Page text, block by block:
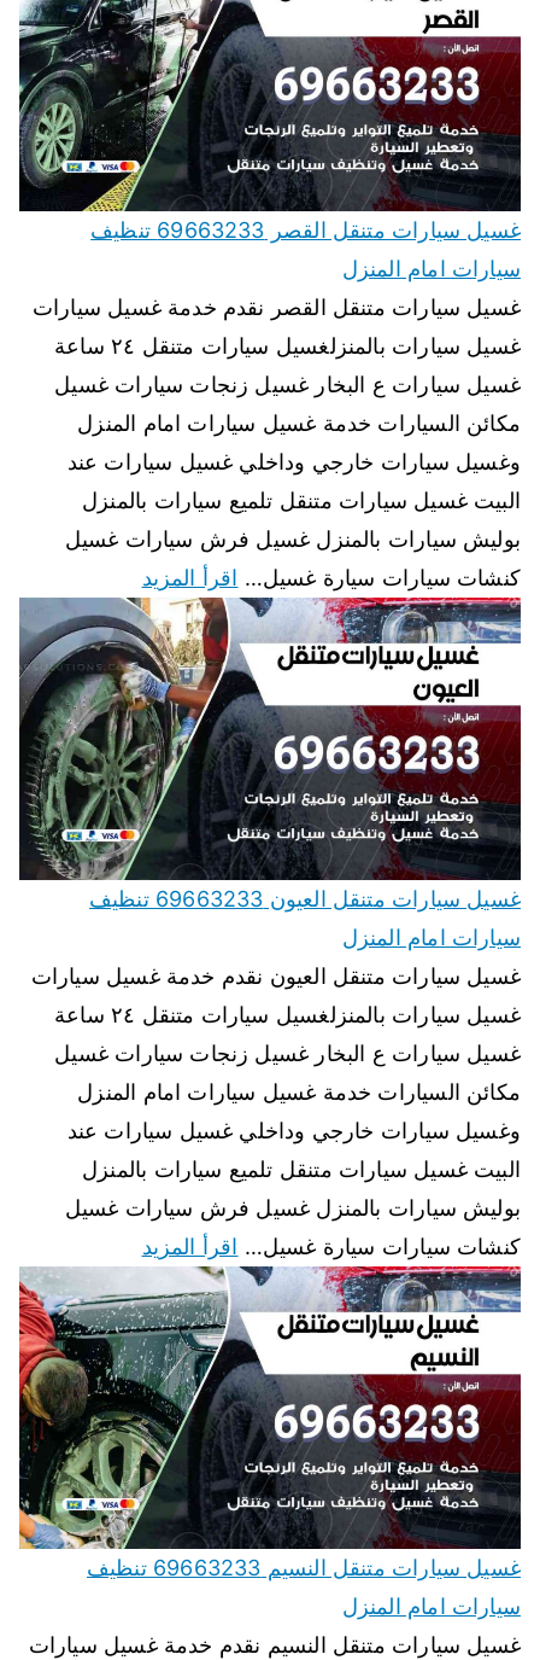
غسيل سيارات متنقل القصر 69663233 تنظيف
سيارات امام المنزل
غسيل سيارات متنقل القصر نقدم خدمة غسيل سيارات
غسيل سيارات بالمنزلغسيل سيارات متنقل ٢٤ ساعة
غسيل سيارات ع البخار غسيل زنجات سيارات غسيل
مكائن السيارات خدمة غسيل سيارات امام المنزل
وغسيل سيارات خارجي وداخلي غسيل سيارات عند
البيت غسيل سيارات متنقل تلميع سيارات بالمنزل
بوليش سيارات بالمنزل غسيل فرش سيارات غسيل
كنشات سيارات سيارة غسيل… اقرأ المزيد
غسيل سيارات متنقل العيون 69663233 تنظيف
سيارات امام المنزل
غسيل سيارات متنقل العيون نقدم خدمة غسيل سيارات
غسيل سيارات بالمنزلغسيل سيارات متنقل ٢٤ ساعة
غسيل سيارات ع البخار غسيل زنجات سيارات غسيل
مكائن السيارات خدمة غسيل سيارات امام المنزل
وغسيل سيارات خارجي وداخلي غسيل سيارات عند
البيت غسيل سيارات متنقل تلميع سيارات بالمنزل
بوليش سيارات بالمنزل غسيل فرش سيارات غسيل
كنشات سيارات سيارة غسيل… اقرأ المزيد
غسيل سيارات متنقل النسيم 69663233 تنظيف
سيارات امام المنزل
غسيل سيارات متنقل النسيم نقدم خدمة غسيل سيارات